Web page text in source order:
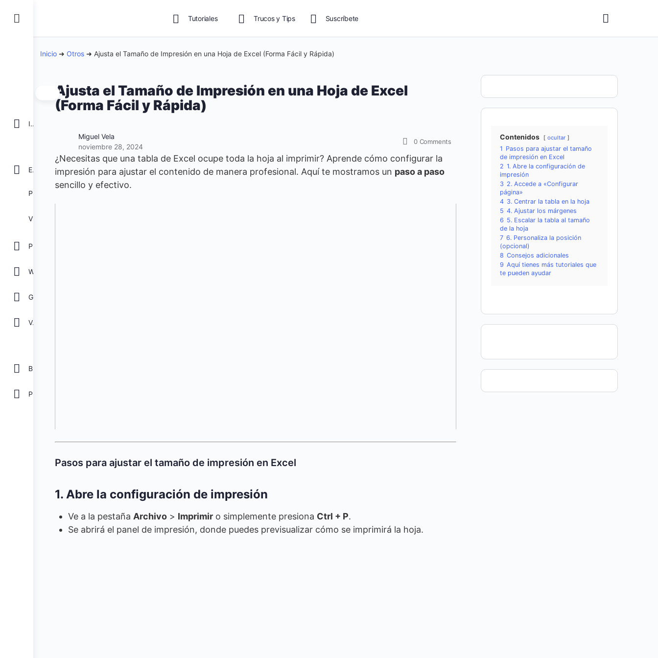
INICIO
EXCEL
VBA para Macros
GOOGLE
Ver todos
Biblioteca
Tutoriales Trucos y Tips Suscríbete
Inicio ➜ Otros ➜ Ajusta el Tamaño de Impresión en una Hoja de Excel (Forma Fácil y Rápida)
Ajusta el Tamaño de Impresión en una Hoja de Excel
(Forma Fácil y Rápida)
Miguel Vela
noviembre 28, 2024
0 Comments
¿Necesitas que una tabla de Excel ocupe toda la hoja al imprimir? Aprende cómo configurar la
impresión para ajustar el contenido de manera profesional. Aquí te mostramos un paso a paso
sencillo y efectivo.
Pasos para ajustar el tamaño de impresión en Excel
1. Abre la configuración de impresión
Ve a la pestaña Archivo > Imprimir o simplemente presiona Ctrl + P.
Se abrirá el panel de impresión, donde puedes previsualizar cómo se imprimirá la hoja.
Contenidos ocultar
1 Pasos para ajustar el tamaño
de impresión en Excel
2 1. Abre la configuración de
impresión
3 2. Accede a «Configurar
página»
4 3. Centrar la tabla en la hoja
5 4. Ajustar los márgenes
6 5. Escalar la tabla al tamaño
de la hoja
7 6. Personaliza la posición
(opcional)
8 Consejos adicionales
9 Aquí tienes más tutoriales que
te pueden ayudar